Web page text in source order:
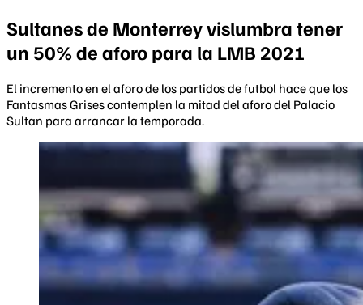
Sultanes de Monterrey vislumbra tener
un 50% de aforo para la LMB 2021
El incremento en el aforo de los partidos de futbol hace que los
Fantasmas Grises contemplen la mitad del aforo del Palacio
Sultan para arrancar la temporada.